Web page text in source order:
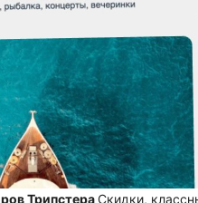
ТрипстераСкидки,